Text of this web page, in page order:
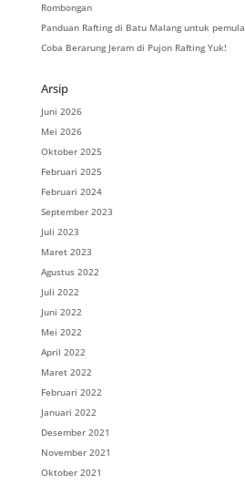
Rombongan
Panduan Rafting di Batu Malang untuk pemula
Coba Berarung Jeram di Pujon Rafting Yuk!
Arsip
Juni 2026
Mei 2026
Oktober 2025
Februari 2025
Februari 2024
September 2023
Juli 2023
Maret 2023
Agustus 2022
Juli 2022
Juni 2022
Mei 2022
April 2022
Maret 2022
Februari 2022
Januari 2022
Desember 2021
November 2021
Oktober 2021